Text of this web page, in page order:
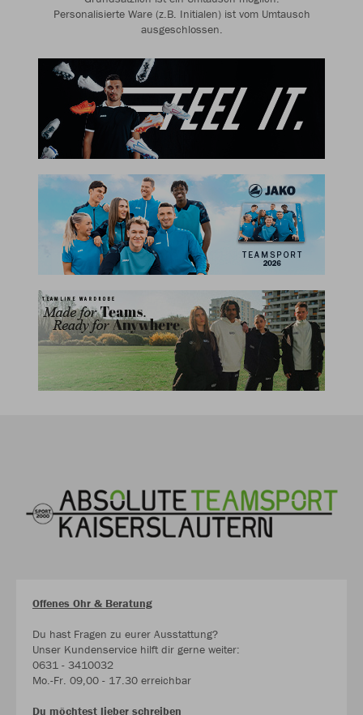
Personalisierte Ware (z.B. Initialen) ist vom Umtausch
ausgeschlossen.
Offenes Ohr & Beratung
Du hast Fragen zu eurer Ausstattung?
Unser Kundenservice hilft dir gerne weiter:
0631 - 3410032
Mo.-Fr. 09,00 - 17.30 erreichbar
Du möchtest lieber schreiben